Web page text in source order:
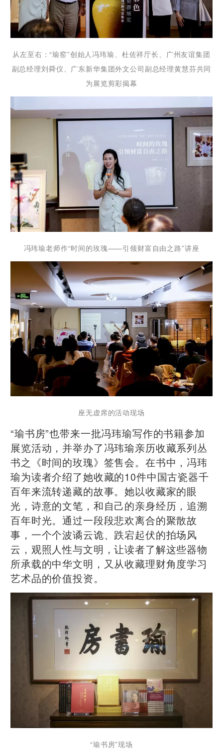
从左至右：“瑜窑”创始人冯玮瑜、杜佐祥厅长、广州友谊集团
副总经理刘舜仪、广东新华集团外文公司副总经理黄慧芬共同
为展览剪彩揭幕
冯玮瑜老师作“时间的玫瑰——引领财富自由之路”讲座
座无虚席的活动现场
“瑜书房”也带来一批冯玮瑜写作的书籍参加
展览活动，并举办了冯玮瑜亲历收藏系列丛
书之《时间的玫瑰》签售会。在书中，冯玮
瑜为读者介绍了她收藏的10件中国古瓷器千
百年来流转递藏的故事。她以收藏家的眼
光，诗意的文笔，和自己的亲身经历，追溯
百年时光。通过一段段悲欢离合的聚散故
事，一个个波谲云诡、跌宕起伏的拍场风
云，观照人性与文明，让读者了解这些器物
所承载的中华文明，又从收藏理财角度学习
艺术品的价值投资。
“瑜书房”现场